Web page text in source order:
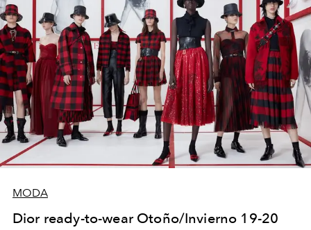
MODA
Dior ready-to-wear Otoño/Invierno 19-20